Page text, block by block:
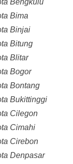
Bengkulu
Bima
Binjai
Bitung
Blitar
Bogor
Bontang
Bukittinggi
Cilegon
Cimahi
Cirebon
Denpasar